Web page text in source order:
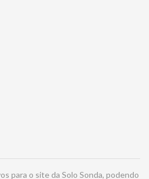
para o site da Solo Sonda, podendo